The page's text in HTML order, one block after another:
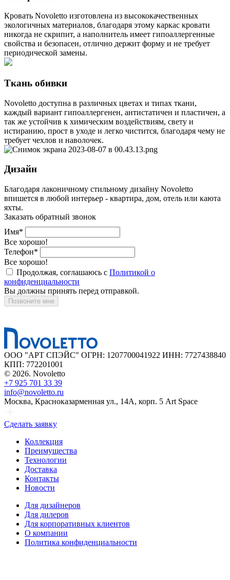
Кровать Novoletto изготовлена из высококачественных
экологичных материалов, благодаря этому каркас кровати
никогда не скрипит, а наполнитель имеет гипоаллергенные
свойства и безопасен, отлично держит форму и не требует
периодической замены.
Ткань обивки
Novoletto доступна в различных цветах и типах ткани,
каждый вариант гипоаллергенен, антистатичен и пластичен, а
так же устойчив к химическим воздействиям, свету и
истиранию, прост в уходе и легко чистится, благодаря чему не
требует чехлов и наволочек.
Дизайн
Благодаря лаконичному стильному дизайну Novoletto
впишется в любой интерьер - квартира, дом, отель или каюта
яхты.
Заказать обратный звонок
Имя*
Все хорошо!
Телефон*
Все хорошо!
Продолжая, соглашаюсь с Политикой о
конфиденциальности
Вы должны принять перед отправкой.
Позвоните мне
ООО "АРТ СПЭЙС" ОГРН: 1207700041922 ИНН: 7727438840
КПП: 772201001
© 2026. Novoletto
+7 925 701 33 39
info@novoletto.ru
Москва, Красноказарменная ул., 14А, корп. 5 Art Space
Сделать заявку
Коллекция
Преимущества
Технологии
Доставка
Контакты
Новости
Для дизайнеров
Для дилеров
Для корпоративных клиентов
О компании
Политика конфиденциальности